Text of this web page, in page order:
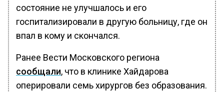
состояние не улучшалось и его
госпитализировали в другую больницу, где он
впал в кому и скончался.
Ранее Вести Московского региона
сообщали, что в клинике Хайдарова
оперировали семь хирургов без образования.